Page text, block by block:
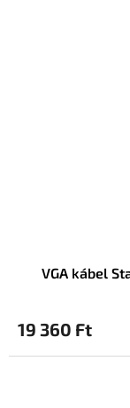
VGA kábel
19 360 Ft